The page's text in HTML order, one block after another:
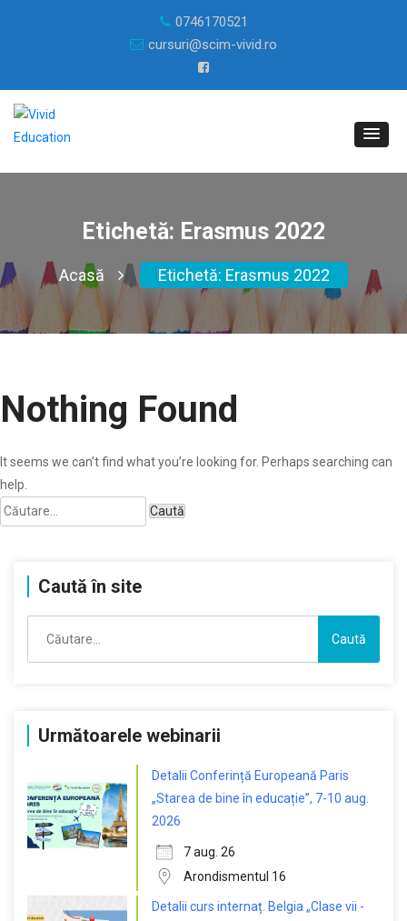
0746170521
cursuri@scim-vivid.ro
Etichetă: Erasmus 2022
Acasă Etichetă: Erasmus 2022
Nothing Found
It seems we can’t find what you’re looking for. Perhaps searching can
help.
Caută
după:
Caută în site
după:
Următoarele webinarii
Detalii Conferință Europeană Paris
„Starea de bine în educație”, 7-10 aug.
2026
7 aug. 26
Arondismentul 16
Detalii curs internaț. Belgia „Clase vii -